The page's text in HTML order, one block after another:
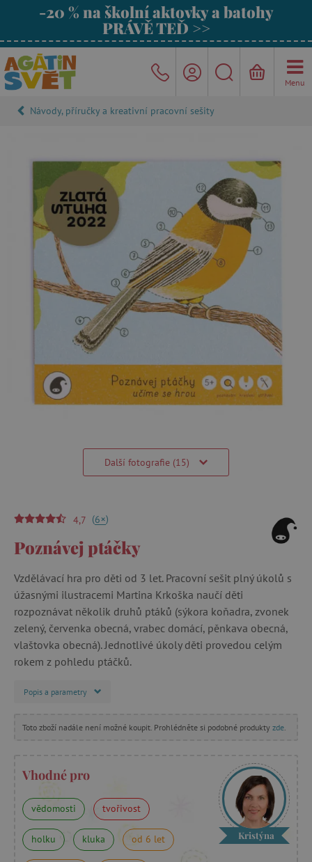
-20 % na školní aktovky a batohy
PRÁVĚ TEĎ >>
Menu
Návody, příručky a kreativní pracovní sešity
Další fotografie (15)
4,7 (6+)
Poznávej ptáčky
Vzdělávací hra pro děti od 3 let. Pracovní sešit plný úkolů s
úžasnými ilustracemi Martina Krkoška naučí děti
rozpoznávat několik druhů ptáků (sýkora koňadra, zvonek
zelený, červenka obecná, vrabec domácí, pěnkava obecná,
vlaštovka obecná). Jednotlivé úkoly děti provedou celým
rokem z pohledu ptáčků.
Popis a parametry
Toto zboží nadále není možné koupit. Prohlédněte si podobné produkty zde
Vhodné pro
vědomosti tvořivost
holku kluka od 6 let Kristýna